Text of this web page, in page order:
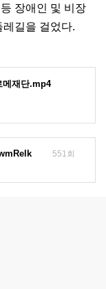
장애인 및 비장
길을 걸었다.
메재단.mp4
551회